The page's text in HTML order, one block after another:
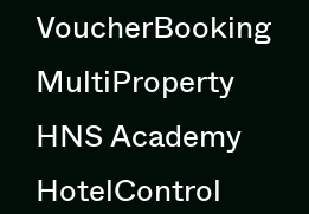
VoucherBooking
MultiProperty
HNS Academy
HotelControl